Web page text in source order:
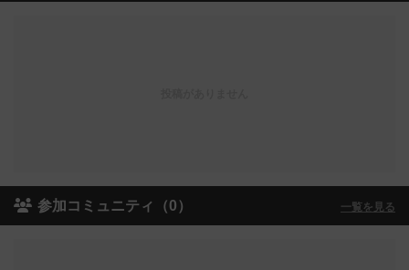
参加コミュニティ（0） 一覧を見る